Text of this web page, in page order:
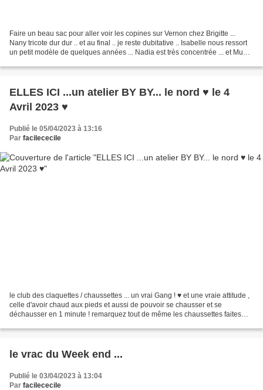
Faire un beau sac pour aller voir les copines sur Vernon chez Brigitte ...
Nany tricote dur dur .. et au final .. je reste dubitative .. Isabelle nous ressort
un petit modèle de quelques années ... Nadia est très concentrée ... et Mumu
ELLES ICI ...un atelier BY BY... le nord ♥ le 4
Avril 2023 ♥
Publié le 05/04/2023 à 13:16
Par facilececile
le club des claquettes / chaussettes ... un vrai Gang ! ♥ et une vraie attitude ,
celle d'avoir chaud aux pieds et aussi de pouvoir se chausser et se
déchausser en 1 minute ! remarquez tout de même les chaussettes faites
le vrac du Week end ...
Publié le 03/04/2023 à 13:04
Par facilececile